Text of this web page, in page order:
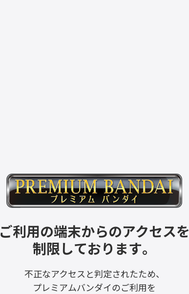
ご利用の端末からのアクセスを
制限しております。
不正なアクセスと判定されたため、
プレミアムバンダイのご利用を